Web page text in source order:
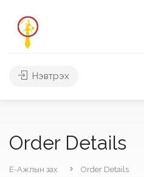
Нэвтрэх
Order Details
Е-Ажлын зах Order Details